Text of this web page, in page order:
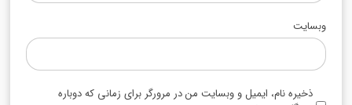
وبسایت
ذخیره نام، ایمیل و وبسایت من در مرورگر برای زمانی که دوباره